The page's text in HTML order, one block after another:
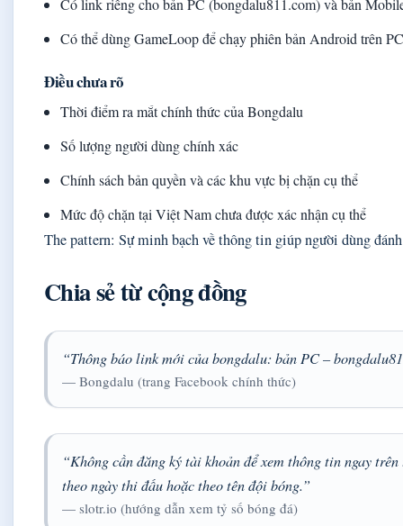
Có thể dùng GameLoop để chạy phiên bản Android trên
Điều chưa rõ
Thời điểm ra mắt chính thức của Bongdalu
Số lượng người dùng chính xác
Chính sách bản quyền và các khu vực bị chặn cụ thể
Mức độ chặn tại Việt Nam chưa được xác nhận cụ thể
The pattern: Sự minh bạch về thông tin giúp người dùng
Chia sẻ từ cộng đồng
“Thông báo link mới của bongdalu: bản PC –
— Bongdalu (trang Facebook chính thức)
“Không cần đăng ký tài khoản để xem thông tin ngay
theo ngày thi đấu hoặc theo tên đội bóng.”
— slotr.io (hướng dẫn xem tỷ số bóng đá)